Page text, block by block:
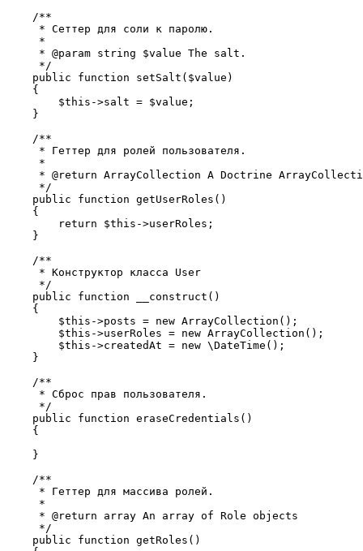
    /**
     * Сеттер для соли к паролю.
     *
     * @param string $value The salt.
     */
    public function setSalt($value)
    {
        $this->salt = $value;
    }
    /**
     * Геттер для ролей пользователя.
     *
* @return ArrayCollection A Doctrine
     */
    public function getUserRoles()
    {
        return $this->userRoles;
    }
    /**
     * Конструктор класса User
     */
    public function __construct()
    {
        $this->posts = new ArrayCollection();
        $this->userRoles = new ArrayCollection();
        $this->createdAt = new \DateTime();
    }
    /**
     * Сброс прав пользователя.
     */
    public function eraseCredentials()
    {
    }
    /**
     * Геттер для массива ролей.
     *
     * @return array An array of Role objects
     */
    public function getRoles()